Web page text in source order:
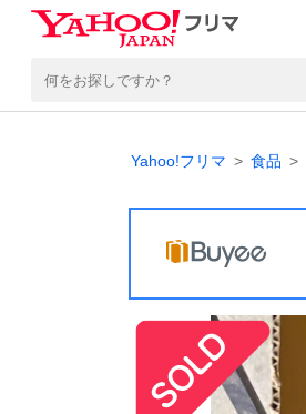
Yahoo!フリマ 食品